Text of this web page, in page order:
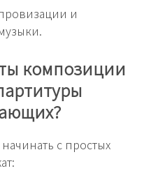
и
композиции
с простых